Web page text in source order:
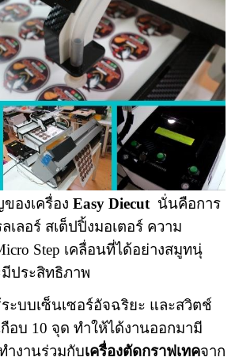
องเครื่องEasy Diecutนั่นคือการ
เลอร์ สเต็ปปิ้งมอเตอร์ ความ
Step เคลื่อนที่ได้อย่างสมูทนุ่
ประสิทธิภาพ
ระบบเซ็นเซอร์อัจฉริยะ และสวิตช์
อบ 10 จุด ทำให้ได้งานออกมามี
ำงานร่วมกับเครื่องตัดกราฟเทคจาก